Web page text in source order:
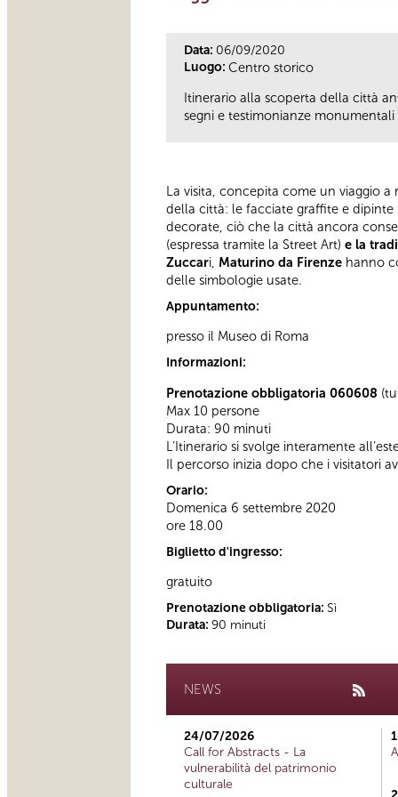
Data: 06/09/2020
Luogo: Centro storico
Itinerario alla scoperta della città
segni e testimonianze
La visita, concepita come un viaggio
della città: le facciate graffite e
decorate, ciò che la città ancora
(espressa tramite la Street Art) e la
Zuccari, Maturino da Firenze hanno
delle simbologie usate.
Appuntamento:
presso il Museo di Roma
Informazioni:
Prenotazione obbligatoria 060608
Max 10 persone
Durata: 90 minuti
L’Itinerario si svolge interamente
Il percorso inizia dopo che i visitatori
Orario:
Domenica 6 settembre 2020
ore 18.00
Biglietto d'ingresso:
gratuito
Prenotazione obbligatoria: Sì
Durata: 90 minuti
NEWS
24/07/2026
Call for Abstracts - La
vulnerabilità del patrimonio
culturale